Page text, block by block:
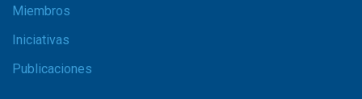
Miembros
Iniciativas
Publicaciones